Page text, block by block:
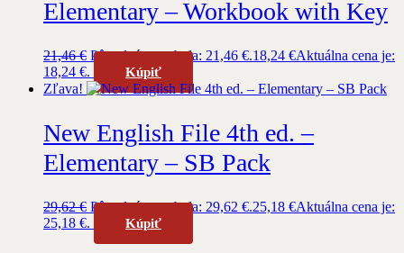
Elementary – Workbook with Key
21,46€ Pôvodná cena bola: 21,46 €.18,24 €Aktuálna cena je:
18,24 €.
Kúpiť
Zľava!
New English File 4th ed. –
Elementary – SB Pack
29,62€ Pôvodná cena bola: 29,62 €.25,18 €Aktuálna cena je:
25,18 €.
Kúpiť